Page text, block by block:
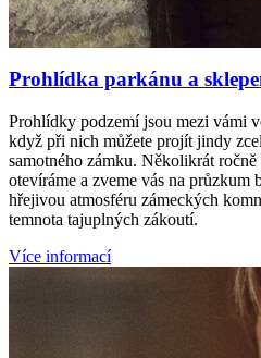
Prohlídka parkánu a
Prohlídky podzemí jsou mezi vámi
když při nich můžete projít jindy
samotného zámku. Několikrát
otevíráme a zveme vás na průzkum
hřejivou atmosféru zámeckých
temnota tajuplných zákoutí.
Více informací